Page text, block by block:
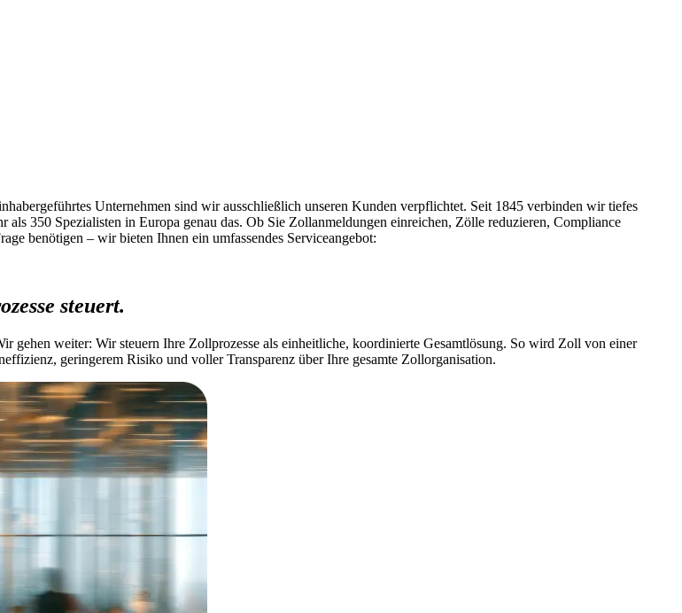
Unternehmen sind wir ausschließlich unseren Kunden verpflichtet. Seit 1845 verbinden wir tiefes
350 Spezialisten in Europa genau das. Ob Sie Zollanmeldungen einreichen, Zölle reduzieren, Compliance
benötigen – wir bieten Ihnen ein umfassendes Serviceangebot:
steuert.
gehen weiter: Wir steuern Ihre Zollprozesse als einheitliche, koordinierte Gesamtlösung. So wird Zoll von einer
geringerem Risiko und voller Transparenz über Ihre gesamte Zollorganisation.